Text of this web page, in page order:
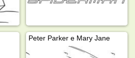
Peter Parker e Mary Jane